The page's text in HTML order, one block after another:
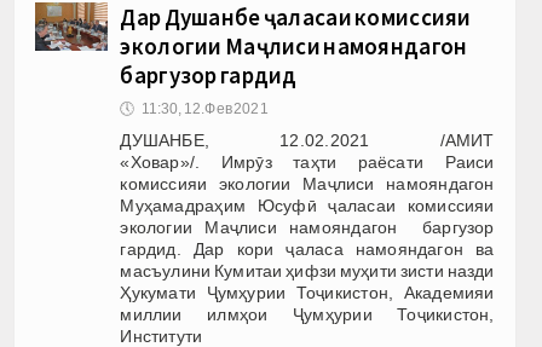
Дар Душанбе ҷаласаи комиссияи
экологии Маҷлиси намояндагон
баргузор гардид
🕔 11:30, 12.Фев 2021
ДУШАНБЕ, 12.02.2021 /АМИТ
«Ховар»/. Имрӯз таҳти раёсати Раиси
комиссияи экологии Маҷлиси намояндагон
Муҳамадраҳим Юсуфӣ ҷаласаи комиссияи
экологии Маҷлиси намояндагон баргузор
гардид. Дар кори ҷаласа намояндагон ва
масъулини Кумитаи ҳифзи муҳити зисти назди
Ҳукумати Ҷумҳурии Тоҷикистон, Академияи
миллии илмҳои Ҷумҳурии Тоҷикистон,
Институти